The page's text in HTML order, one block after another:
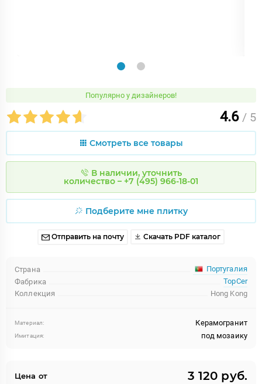
Популярно у дизайнеров!
4.6 / 5
Смотреть все товары
В наличии, уточнить
количество – +7 (495) 966-18-01
Подберите мне плитку
Отправить на почту Скачать PDF каталог
Страна
Португалия
Фабрика
TopCer
Коллекция
Hong Kong
Материал: Керамогранит
Имитация: под мозаику
Цена от 3 120 руб.